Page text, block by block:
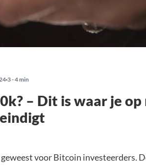
3 - 4 min
– Dit is waar je op
voor Bitcoin investeerders.